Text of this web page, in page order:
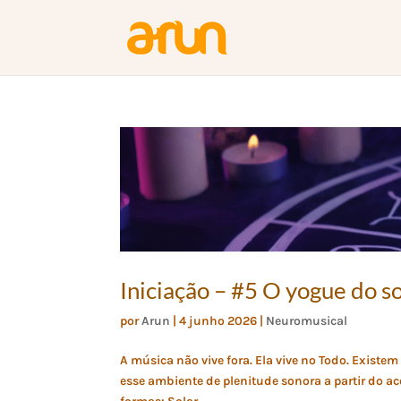
Iniciação – #5 O yogue do
porArun |4 junho 2026 | Neuromusical
A música não vive fora. Ela vive no Todo.
esse ambiente de plenitude sonora a partir do